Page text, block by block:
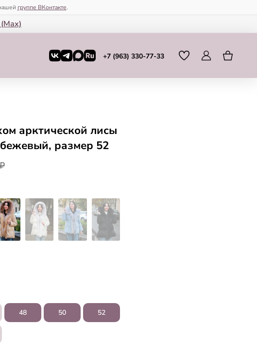
группе ВКонтакте.
+7 (963) 330-77-33
арктической лисы
размер 52
48 50 52